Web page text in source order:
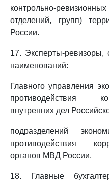
контрольно-
отделений, групп)
России.
17. Эксперты-ревизоры,
наименований:
Главного управления
противодействия
внутренних дел
подразделений
противодействия
органов МВД России.
18. Главные